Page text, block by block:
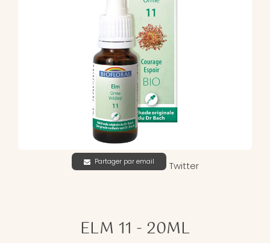
Partager par email Twitter
ELM 11 - 20ML